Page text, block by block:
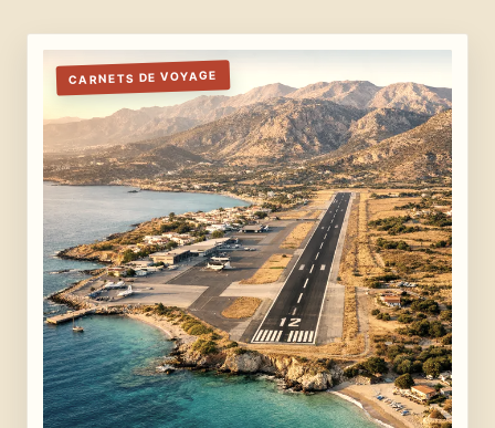
CARNETS DE VOYAGE